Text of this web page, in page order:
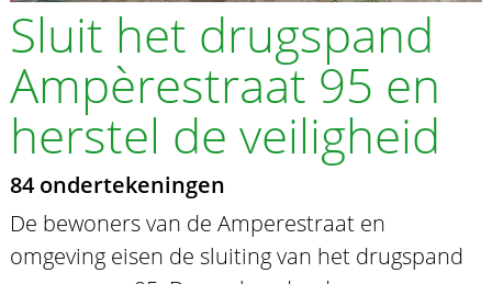
Sluit het drugspand
Ampèrestraat 95 en
herstel de veiligheid
84 ondertekeningen
De bewoners van de Amperestraat en
omgeving eisen de sluiting van het drugspand